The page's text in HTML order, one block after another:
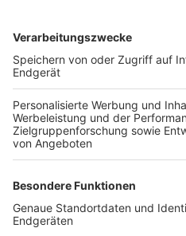
TOP-VEREINE
TOP-PARTNER